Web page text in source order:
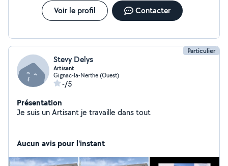
Voir le profil Contacter
Particulier
Stevy Delys
Artisant
Gignac-la-Nerthe (Ouest)
-/5
Présentation
Je suis un Artisant je travaille dans tout
Aucun avis pour l'instant